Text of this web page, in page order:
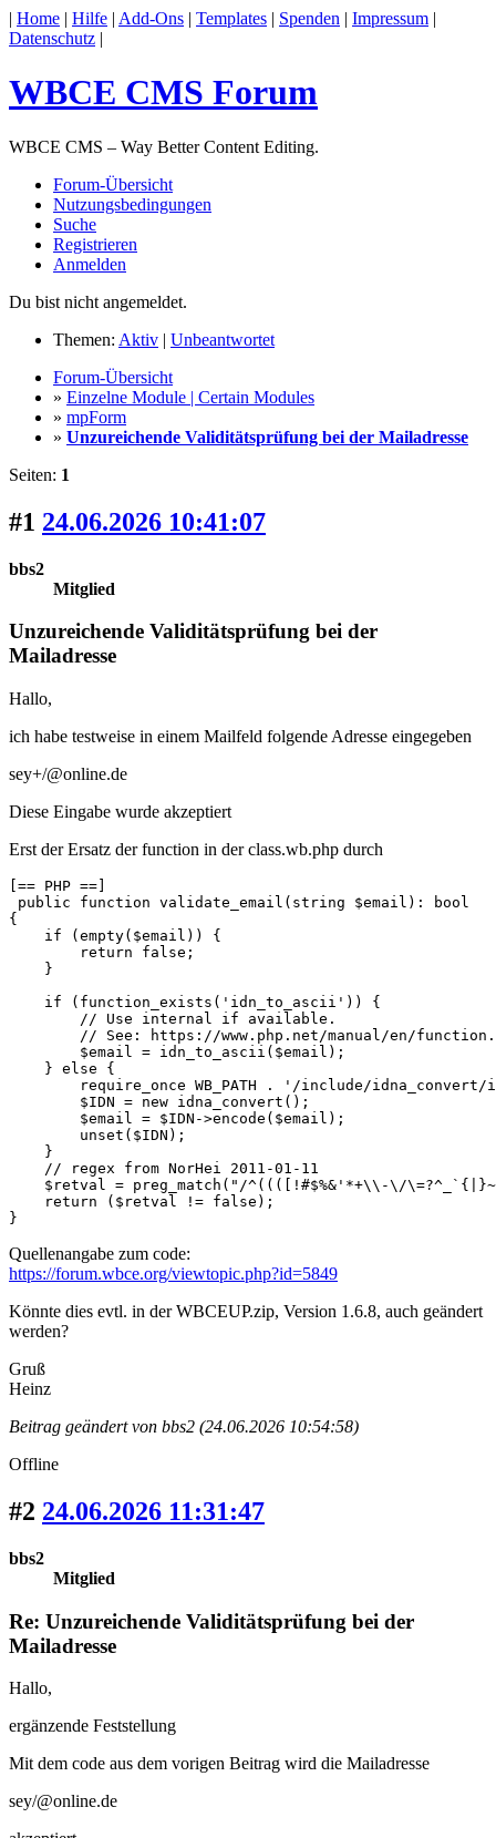
| Home | Hilfe | Add-Ons | Templates | Spenden | Impressum |
Datenschutz |
WBCE CMS Forum
WBCE CMS – Way Better Content Editing.
Forum-Übersicht
Nutzungsbedingungen
Suche
Registrieren
Anmelden
Du bist nicht angemeldet.
Themen: Aktiv | Unbeantwortet
Forum-Übersicht
» Einzelne Module | Certain Modules
» mpForm
» Unzureichende Validitätsprüfung bei der Mailadresse
Seiten: 1
#1 24.06.2026 10:41:07
bbs2
Mitglied
Unzureichende Validitätsprüfung bei der
Mailadresse
Hallo,
ich habe testweise in einem Mailfeld folgende Adresse eingegeben
sey+/@online.de
Diese Eingabe wurde akzeptiert
Erst der Ersatz der function in der class.wb.php durch
[== PHP ==]
public function validate_email(string $email): bool
{
    if (empty($email)) {
        return false;
    }
    if (function_exists('idn_to_ascii')) {
        // Use internal if available.
// See: https://www.php.net/manual/en/
        $email = idn_to_ascii($email);
    } else {
require_once WB_PATH . '/include/idna_convert/
        $IDN = new idna_convert();
        $email = $IDN->encode($email);
        unset($IDN);
    }
    // regex from NorHei 2011-01-11
$retval = preg_match("/^((([!#$%&'*+\\-\/
    return ($retval != false);
}
Quellenangabe zum code:
https://forum.wbce.org/viewtopic.php?id=5849
Könnte dies evtl. in der WBCEUP.zip, Version 1.6.8, auch geändert
werden?
Gruß
Heinz
Beitrag geändert von bbs2 (24.06.2026 10:54:58)
Offline
#2 24.06.2026 11:31:47
bbs2
Mitglied
Re: Unzureichende Validitätsprüfung bei der
Mailadresse
Hallo,
ergänzende Feststellung
Mit dem code aus dem vorigen Beitrag wird die Mailadresse
sey/@online.de